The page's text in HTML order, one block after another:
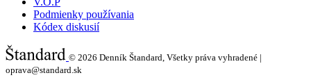
Podmienky používania
Kódex diskusií
© 2026 Denník Štandard, Všetky práva vyhradené |
oprava@standard.sk